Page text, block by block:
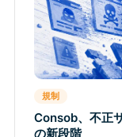
規制
Consob、不正
の新段階